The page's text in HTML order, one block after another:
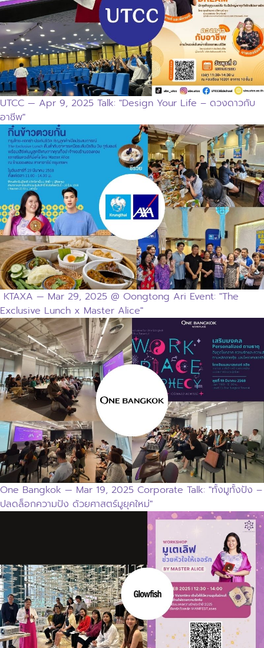
UTCC — Apr 9, 2025 Talk: "Design Your Life – ดวงดาวกับ
อาชีพ"
KTAXA — Mar 29, 2025 @ Oongtong Ari Event: "The
Exclusive Lunch x Master Alice"
One Bangkok — Mar 19, 2025 Corporate Talk: "ทั้งมูทั้งปัง –
ปลดล็อกความปัง ด้วยศาสตร์มูยุคใหม่"